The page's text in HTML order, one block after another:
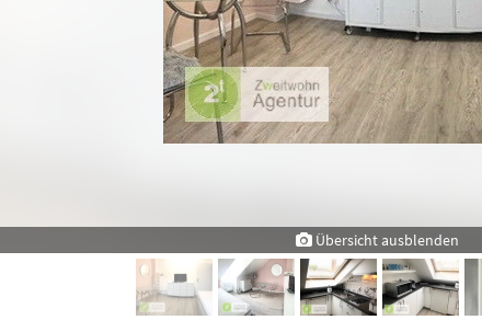
Übersicht ausblenden